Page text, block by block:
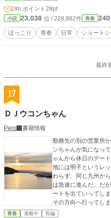
に伴い、青春カテゴ
ト・短編集に纏めま
ら連想される昨今の
お詫び申し上げます
す。お読み頂き、あ
した。(-人-)（違う
24h.ポイント 28pt
小説 23,038 位 / 228,882件 青春 240
ほっこり 青春 日常 ショート
最終
17
ＤＪウコンちゃん
Pero
書籍情報
勤務先の別の営業所
ンちゃんが気になっ
ゃんから休日のデー
地には明子というレ
わらず、同じ九州か
は急速に進んだ。だ
ートを出ていってし
その方向へ行ってし
青春 連載中 長編